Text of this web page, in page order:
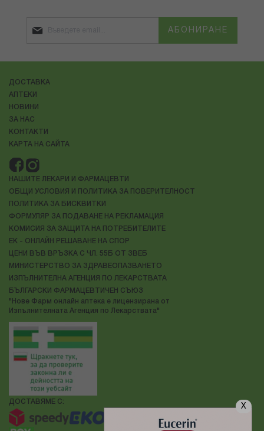
X
АБОНИРАНЕ
ДОСТАВКА
АПТЕКИ
НОВИНИ
ЗА НАС
КОНТАКТИ
КАРТА НА САЙТА
НАШИТЕ ЛЕКАРИ И ФАРМАЦЕВТИ
ОБЩИ УСЛОВИЯ И ПОЛИТИКА ЗА ПОВЕРИТЕЛНОСТ
ПОЛИТИКА ЗА БИСКВИТКИ
ФОРМУЛЯР ЗА ПОДАВАНЕ НА РЕКЛАМАЦИЯ
КОМИСИЯ ЗА ЗАЩИТА НА ПОТРЕБИТЕЛИТЕ
ЕК - ОНЛАЙН РЕШАВАНЕ НА СПОР
ЦЕНИ ВЪВ ВРЪЗКА С ЧЛ. 55Б ОТ ЗВЕБ
МИНИСТЕРСТВО ЗА ЗДРАВЕОПАЗВАНЕТО
ИЗПЪЛНИТЕЛНА АГЕНЦИЯ ПО ЛЕКАРСТВАТА
БЪЛГАРСКИ ФАРМАЦЕВТИЧЕН СЪЮЗ
"Нове Фарм онлайн аптека е лицензирана от
Изпълнителната Агенция по Лекарствата"
ДОСТАВЯМЕ С: